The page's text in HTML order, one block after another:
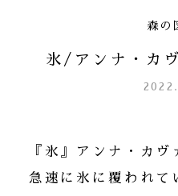
森の
氷/アンナ・カ
『氷』アンナ・カヴ
急速に氷に覆われて